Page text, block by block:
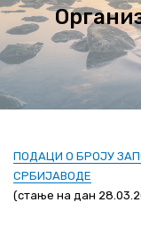
Вода без
Управљање
Програми и
ПОДАЦИ О БРОЈУ
СРБИЈАВОДЕ
(стање на дан